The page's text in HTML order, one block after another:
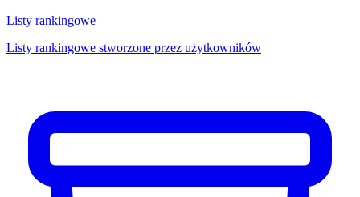
Listy rankingowe
Listy rankingowe stworzone przez użytkowników